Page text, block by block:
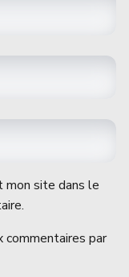
mon site dans le
commentaires par